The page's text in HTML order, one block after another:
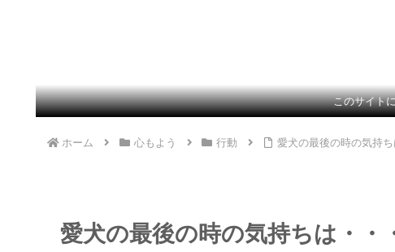
このサイト
ホーム 心もよう 行動 愛犬の最後の時の気持
愛犬の最後の時の気持ちは・